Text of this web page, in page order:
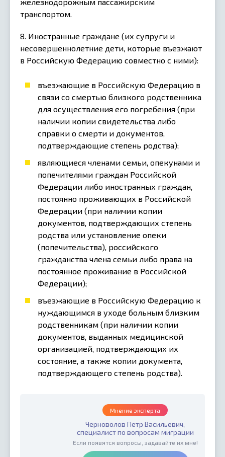
транспортом.
8. Иностранные граждане (их супруги и
несовершеннолетние дети, которые въезжают
в Российскую Федерацию совместно с ними):
въезжающие в Российскую Федерацию в
связи со смертью близкого родственника
для осуществления его погребения (при
наличии копии свидетельства либо
справки о смерти и документов,
подтверждающие степень родства);
являющиеся членами семьи, опекунами и
попечителями граждан Российской
Федерации либо иностранных граждан,
постоянно проживающих в Российской
Федерации (при наличии копии
документов, подтверждающих степень
родства или установление опеки
(попечительства), российского
гражданства члена семьи либо права на
постоянное проживание в Российской
Федерации);
въезжающие в Российскую Федерацию к
нуждающимся в уходе больным близким
родственникам (при наличии копии
документов, выданных медицинской
организацией, подтверждающих их
состояние, а также копии документа,
подтверждающего степень родства).
Мнение эксперта
Черноволов Петр Васильевич,
специалист по вопросам миграции
Если появятся вопросы, задавайте их мне!